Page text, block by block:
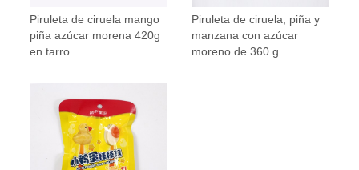
Piruleta de ciruela mango
piña azúcar morena 420g
en tarro
Piruleta de ciruela, piña y
manzana con azúcar
moreno de 360 ​​g